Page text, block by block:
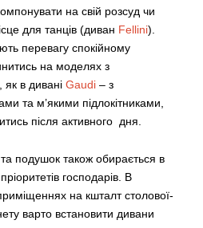
на свій розсуд чи
для танців (диван Fellini).
перевагу спокійному
на моделях з
в дивані Gaudi – з
та м’якими підлокітниками,
після активного дня.
подушок також обирається в
господарів. В
на кшталт столової-
варто встановити дивани